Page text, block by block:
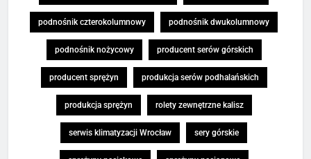
podnośnik czterokolumnowy podnośnik dwukolumnowy
podnośnik nożycowy producent serów górskich
producent sprężyn produkcja serów podhalańskich
produkcja sprężyn rolety zewnętrzne kalisz
serwis klimatyzacji Wrocław sery górskie